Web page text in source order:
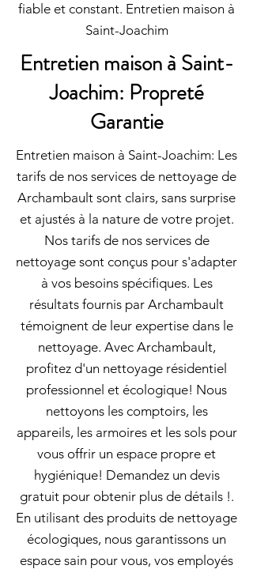
fiable et constant. Entretien maison à
Saint-Joachim
Entretien maison à Saint-
Joachim: Propreté
Garantie
Entretien maison à Saint-Joachim: Les
tarifs de nos services de nettoyage de
Archambault sont clairs, sans surprise
et ajustés à la nature de votre projet.
Nos tarifs de nos services de
nettoyage sont conçus pour s'adapter
à vos besoins spécifiques. Les
résultats fournis par Archambault
témoignent de leur expertise dans le
nettoyage. Avec Archambault,
profitez d'un nettoyage résidentiel
professionnel et écologique! Nous
nettoyons les comptoirs, les
appareils, les armoires et les sols pour
vous offrir un espace propre et
hygiénique! Demandez un devis
gratuit pour obtenir plus de détails !.
En utilisant des produits de nettoyage
écologiques, nous garantissons un
espace sain pour vous, vos employés